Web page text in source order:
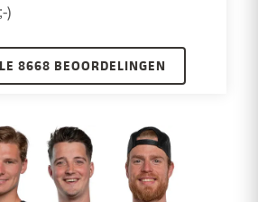
)
8668 BEOORDELINGEN